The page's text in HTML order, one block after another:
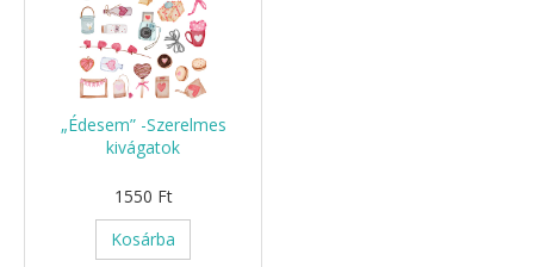
„Édesem” -Szerelmes
kivágatok
1550 Ft
Kosárba